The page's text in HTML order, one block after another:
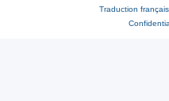
Traduction